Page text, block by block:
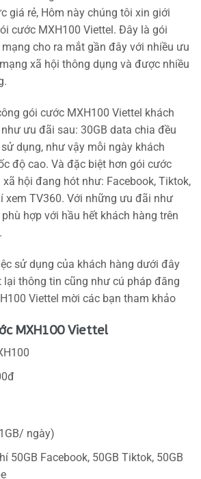
giá rẻ, Hôm này chúng tôi xin giới
cước MXH100 Viettel. Đây là gói
cho ra mắt gần đây với nhiều ưu
xã hội thông dụng và được nhiều
gói cước MXH100 Viettel khách
ưu đãi sau: 30GB data chia đều
dụng, như vậy mỗi ngày khách
độ cao. Và đặc biệt hơn gói cước
hội đang hót như: Facebook, Tiktok,
xem TV360. Với những ưu đãi như
hợp với hầu hết khách hàng trên
sử dụng của khách hàng dưới đây
thông tin cũng như cú pháp đăng
Viettel mời các bạn tham khảo
MXH100 Viettel
ngày)
50GB Facebook, 50GB Tiktok, 50GB